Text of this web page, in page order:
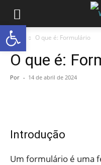
Início O que é: Formulário
O que é:
Por - 14 de abril de 2024
Introdução
Um formulário é uma
Abrir a barra de ferramentas